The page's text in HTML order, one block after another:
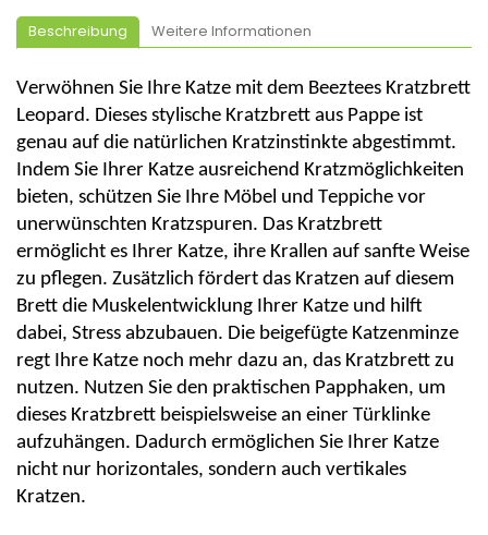
Beschreibung Weitere Informationen
Verwöhnen Sie Ihre Katze mit dem Beeztees Kratzbrett
Leopard. Dieses stylische Kratzbrett aus Pappe ist
genau auf die natürlichen Kratzinstinkte abgestimmt.
Indem Sie Ihrer Katze ausreichend Kratzmöglichkeiten
bieten, schützen Sie Ihre Möbel und Teppiche vor
unerwünschten Kratzspuren. Das Kratzbrett
ermöglicht es Ihrer Katze, ihre Krallen auf sanfte Weise
zu pflegen. Zusätzlich fördert das Kratzen auf diesem
Brett die Muskelentwicklung Ihrer Katze und hilft
dabei, Stress abzubauen. Die beigefügte Katzenminze
regt Ihre Katze noch mehr dazu an, das Kratzbrett zu
nutzen. Nutzen Sie den praktischen Papphaken, um
dieses Kratzbrett beispielsweise an einer Türklinke
aufzuhängen. Dadurch ermöglichen Sie Ihrer Katze
nicht nur horizontales, sondern auch vertikales
Kratzen.